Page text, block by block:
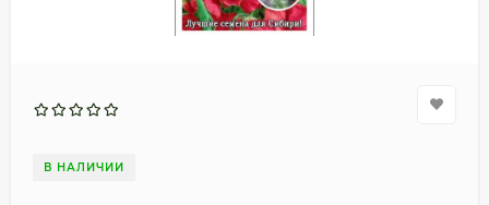
В НАЛИЧИИ